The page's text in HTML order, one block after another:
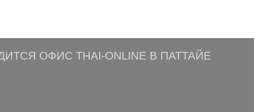
ОФИС THAI-ONLINE В ПАТТАЙЕ